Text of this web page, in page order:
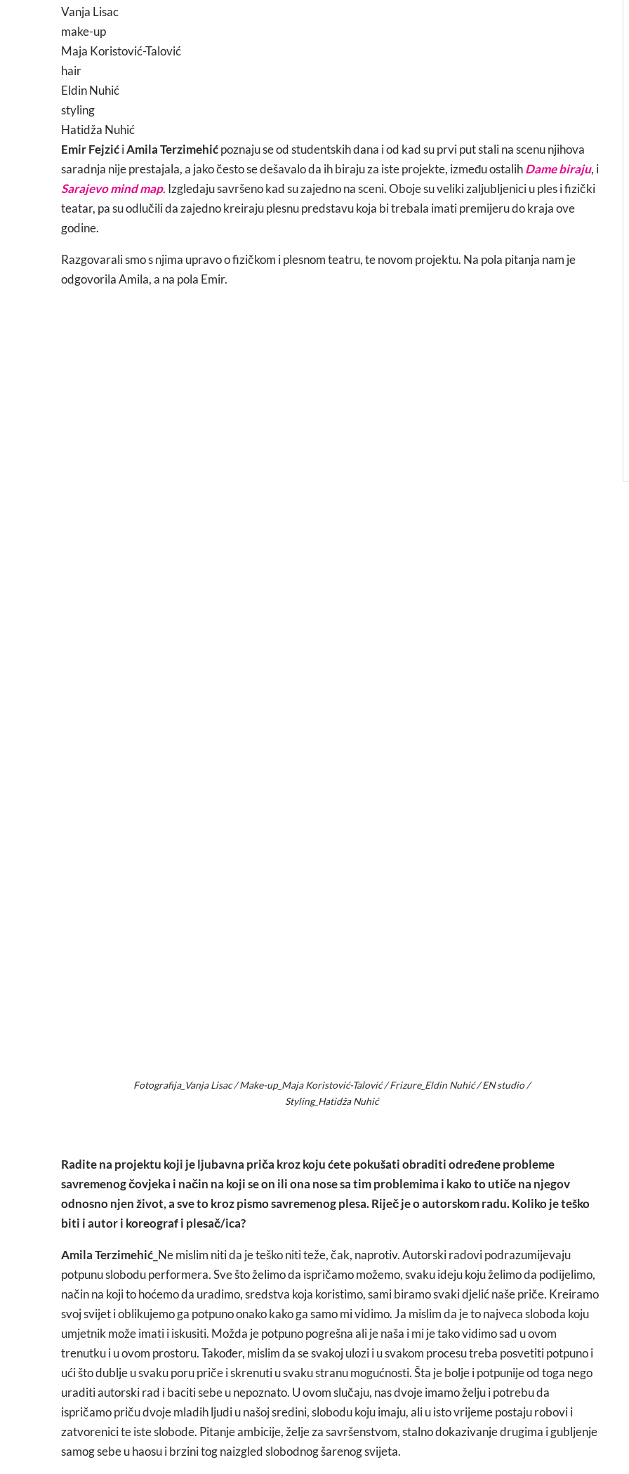
Vanja Lisac
make-up
Maja Koristović-Talović
hair
Eldin Nuhić
styling
Hatidža Nuhić
Emir FejzićiAmila Terzimehićpoznaju se od studentskih dana i od kad su prvi put stali na scenu njihova
saradnja nije prestajala, a jako često se dešavalo da ih biraju za iste projekte, između ostalihDame biraju, i
Sarajevo mind map. Izgledaju savršeno kad su zajedno na sceni. Oboje su veliki zaljubljenici u ples i fizički
teatar, pa su odlučili da zajedno kreiraju plesnu predstavu koja bi trebala imati premijeru do kraja ove
godine.
Razgovarali smo s njima upravo o fizičkom i plesnom teatru, te novom projektu. Na pola pitanja nam je
odgovorila Amila, a na pola Emir.
Fotografija_Vanja Lisac / Make-up_Maja Koristović-Talović / Frizure_Eldin Nuhić / EN studio /
Styling_Hatidža Nuhić
Radite na projektu koji je ljubavna priča kroz koju ćete pokušati obraditi određene probleme
savremenog čovjeka i način na koji se on ili ona nose sa tim problemima i kako to utiče na njegov
odnosno njen život, a sve to kroz pismo savremenog plesa. Riječ je o autorskom radu. Koliko je teško
biti i autor i koreograf i plesač/ica?
Amila Terzimehić_ Ne mislim niti da je teško niti teže, čak, naprotiv. Autorski radovi podrazumijevaju
potpunu slobodu performera. Sve što želimo da ispričamo možemo, svaku ideju koju želimo da podijelimo,
način na koji to hoćemo da uradimo, sredstva koja koristimo, sami biramo svaki djelić naše priče. Kreiramo
svoj svijet i oblikujemo ga potpuno onako kako ga samo mi vidimo. Ja mislim da je to najveca sloboda koju
umjetnik može imati i iskusiti. Možda je potpuno pogrešna ali je naša i mi je tako vidimo sad u ovom
trenutku i u ovom prostoru. Također, mislim da se svakoj ulozi i u svakom procesu treba posvetiti potpuno i
ući što dublje u svaku poru priče i skrenuti u svaku stranu mogućnosti. Šta je bolje i potpunije od toga nego
uraditi autorski rad i baciti sebe u nepoznato. U ovom slučaju, nas dvoje imamo želju i potrebu da
ispričamo priču dvoje mladih ljudi u našoj sredini, slobodu koju imaju, ali u isto vrijeme postaju robovi i
zatvorenici te iste slobode. Pitanje ambicije, želje za savršenstvom, stalno dokazivanje drugima i gubljenje
samog sebe u haosu i brzini tog naizgled slobodnog šarenog svijeta.